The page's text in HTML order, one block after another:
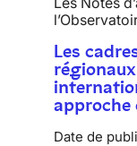
Les
approche
Date de